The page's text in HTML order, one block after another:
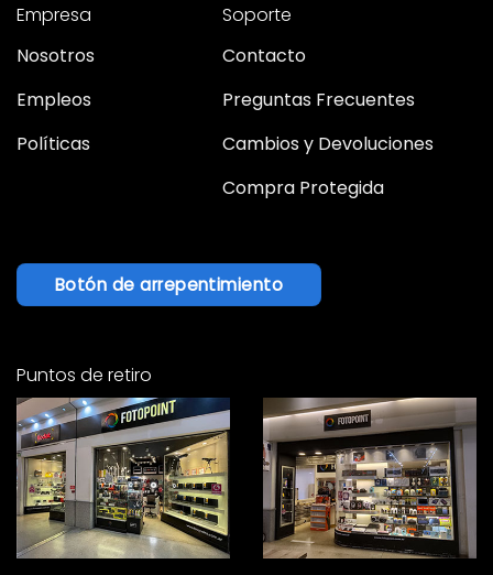
Empresa
Nosotros
Empleos
Políticas
Soporte
Contacto
Preguntas Frecuentes
Cambios y Devoluciones
Compra Protegida
Botón de arrepentimiento
Puntos de retiro